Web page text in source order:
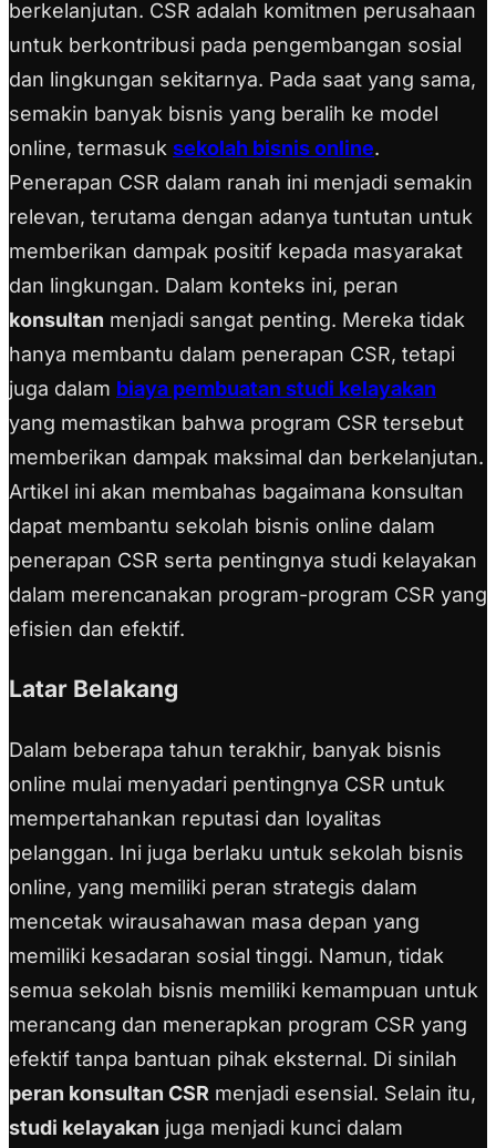
berkelanjutan. CSR adalah komitmen perusahaan
untuk berkontribusi pada pengembangan sosial
dan lingkungan sekitarnya. Pada saat yang sama,
semakin banyak bisnis yang beralih ke model
online, termasuk sekolah bisnis online.
Penerapan CSR dalam ranah ini menjadi semakin
relevan, terutama dengan adanya tuntutan untuk
memberikan dampak positif kepada masyarakat
dan lingkungan. Dalam konteks ini, peran
konsultan menjadi sangat penting. Mereka tidak
hanya membantu dalam penerapan CSR, tetapi
juga dalam biaya pembuatan studi kelayakan
yang memastikan bahwa program CSR tersebut
memberikan dampak maksimal dan berkelanjutan.
Artikel ini akan membahas bagaimana konsultan
dapat membantu sekolah bisnis online dalam
penerapan CSR serta pentingnya studi kelayakan
dalam merencanakan program-program CSR yang
efisien dan efektif.
Latar Belakang
Dalam beberapa tahun terakhir, banyak bisnis
online mulai menyadari pentingnya CSR untuk
mempertahankan reputasi dan loyalitas
pelanggan. Ini juga berlaku untuk sekolah bisnis
online, yang memiliki peran strategis dalam
mencetak wirausahawan masa depan yang
memiliki kesadaran sosial tinggi. Namun, tidak
semua sekolah bisnis memiliki kemampuan untuk
merancang dan menerapkan program CSR yang
efektif tanpa bantuan pihak eksternal. Di sinilah
peran konsultan CSR menjadi esensial. Selain itu,
studi kelayakan juga menjadi kunci dalam